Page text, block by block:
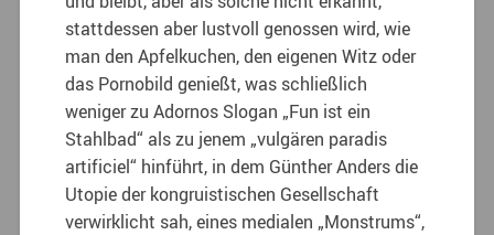
stattdessen aber lustvoll genossen wird, wie
man den Apfelkuchen, den eigenen Witz oder
das Pornobild genießt, was schließlich
weniger zu Adornos Slogan „Fun ist ein
Stahlbad“ als zu jenem „vulgären paradis
artificiel“ hinführt, in dem Günther Anders die
Utopie der kongruistischen Gesellschaft
verwirklicht sah, eines medialen „Monstrums“,